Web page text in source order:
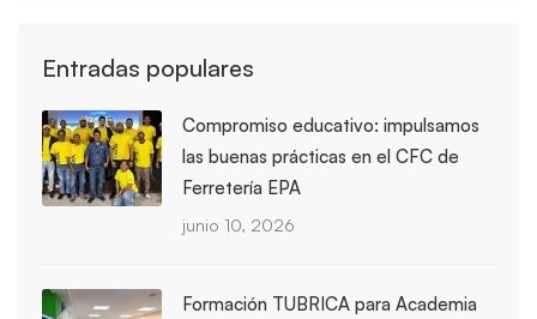
Entradas populares
Compromiso educativo: impulsamos
las buenas prácticas en el CFC de
Ferretería EPA
junio 10, 2026
Formación TUBRICA para Academia